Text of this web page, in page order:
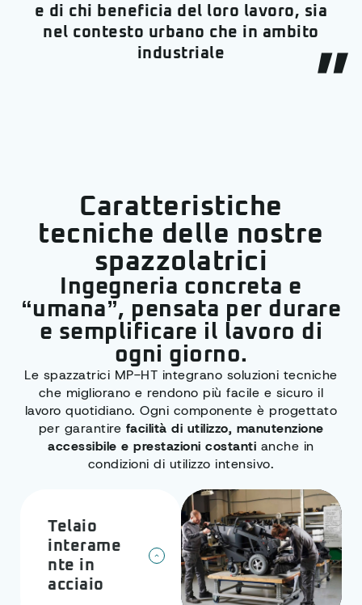
e di chi beneficia del loro lavoro, sia
nel contesto urbano che in ambito
industriale
Caratteristiche
tecniche delle nostre
spazzolatrici
Ingegneria concreta e
“umana”, pensata per durare
e semplificare il lavoro di
ogni giorno.
Le spazzatrici MP-HT integrano soluzioni tecniche
che migliorano e rendono più facile e sicuro il
lavoro quotidiano. Ogni componente è progettato
per garantire facilità di utilizzo, manutenzione
accessibile e prestazioni costanti anche in
condizioni di utilizzo intensivo.
Telaio
interame
nte in
acciaio